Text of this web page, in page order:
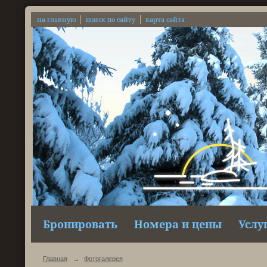
на главную поиск по сайту карта сайта
Бронировать Номера и цены
Главная → Фотогалерея